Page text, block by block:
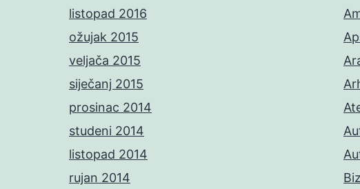
listopad 2016
ožujak 2015
veljača 2015
siječanj 2015
prosinac 2014
studeni 2014
listopad 2014
rujan 2014